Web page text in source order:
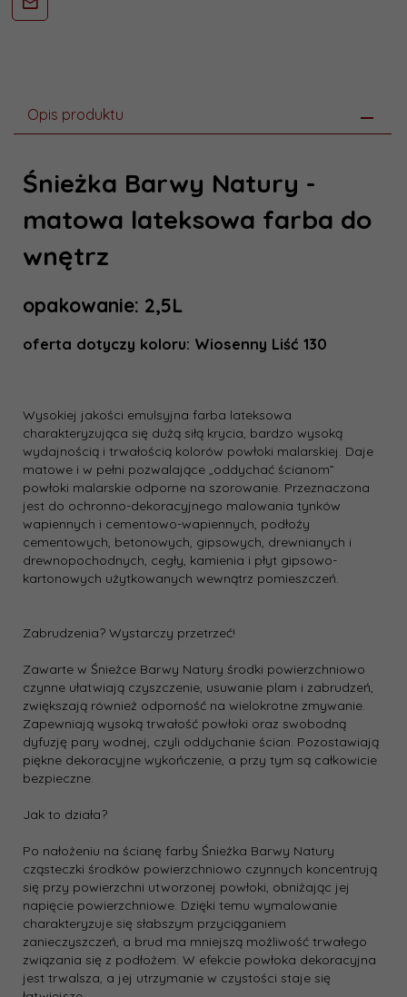
Opis produktu
Śnieżka Barwy Natury -
matowa lateksowa farba do
wnętrz
opakowanie: 2,5L
oferta dotyczy koloru: Wiosenny Liść 130
Wysokiej jakości emulsyjna farba lateksowa
charakteryzująca się dużą siłą krycia, bardzo wysoką
wydajnością i trwałością kolorów powłoki malarskiej. Daje
matowe i w pełni pozwalające „oddychać ścianom”
powłoki malarskie odporne na szorowanie. Przeznaczona
jest do ochronno-dekoracyjnego malowania tynków
wapiennych i cementowo-wapiennych, podłoży
cementowych, betonowych, gipsowych, drewnianych i
drewnopochodnych, cegły, kamienia i płyt gipsowo-
kartonowych użytkowanych wewnątrz pomieszczeń.
Zabrudzenia? Wystarczy przetrzeć!
Zawarte w Śnieżce Barwy Natury środki powierzchniowo
czynne ułatwiają czyszczenie, usuwanie plam i zabrudzeń,
zwiększają również odporność na wielokrotne zmywanie.
Zapewniają wysoką trwałość powłoki oraz swobodną
dyfuzję pary wodnej, czyli oddychanie ścian. Pozostawiają
piękne dekoracyjne wykończenie, a przy tym są całkowicie
bezpieczne.
Jak to działa?
Po nałożeniu na ścianę farby Śnieżka Barwy Natury
cząsteczki środków powierzchniowo czynnych koncentrują
się przy powierzchni utworzonej powłoki, obniżając jej
napięcie powierzchniowe. Dzięki temu wymalowanie
charakteryzuje się słabszym przyciąganiem
zanieczyszczeń, a brud ma mniejszą możliwość trwałego
związania się z podłożem. W efekcie powłoka dekoracyjna
jest trwalsza, a jej utrzymanie w czystości staje się